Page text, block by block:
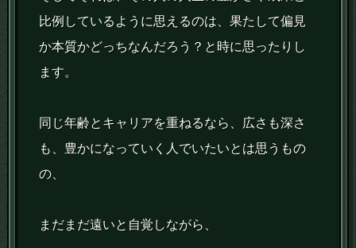
比例しているように思えるのは、果たして偏見
か本質かどっちなんだろう？と時に思ったりし
ます。
同じ年齢とキャリアを重ねるなら、広さも深さ
も、豊かになっていく人でいたいとは思うもの
の、
まだまだ遠いと自覚しながら、